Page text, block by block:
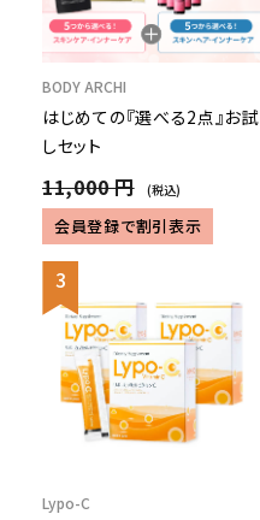
BODY ARCHI
はじめての『選べる2点』お試
しセット
11,000 円 (税込)
会員登録で割引表示
Lypo-C